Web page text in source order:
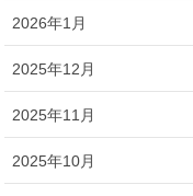
2026年1月
2025年12月
2025年11月
2025年10月